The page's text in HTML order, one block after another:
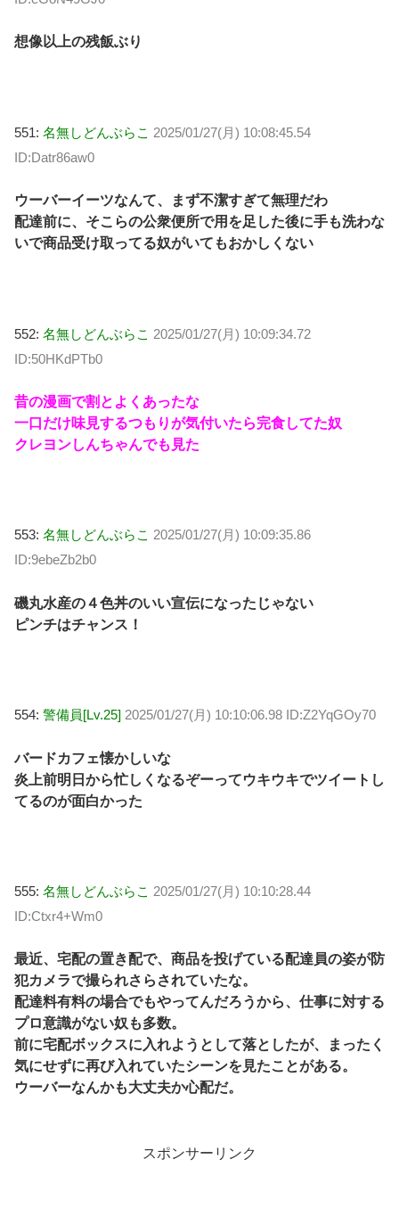
想像以上の残飯ぶり
551: 名無しどんぶらこ 2025/01/27(月) 10:08:45.54
ID:Datr86aw0
ウーバーイーツなんて、まず不潔すぎて無理だわ
配達前に、そこらの公衆便所で用を足した後に手も洗わな
いで商品受け取ってる奴がいてもおかしくない
552: 名無しどんぶらこ 2025/01/27(月) 10:09:34.72
ID:50HKdPTb0
昔の漫画で割とよくあったな
一口だけ味見するつもりが気付いたら完食してた奴
クレヨンしんちゃんでも見た
553: 名無しどんぶらこ 2025/01/27(月) 10:09:35.86
ID:9ebeZb2b0
磯丸水産の４色丼のいい宣伝になったじゃない
ピンチはチャンス！
554: 警備員[Lv.25] 2025/01/27(月) 10:10:06.98 ID:Z2YqGOy70
バードカフェ懐かしいな
炎上前明日から忙しくなるぞーってウキウキでツイートし
てるのが面白かった
555: 名無しどんぶらこ 2025/01/27(月) 10:10:28.44
ID:Ctxr4+Wm0
最近、宅配の置き配で、商品を投げている配達員の姿が防
犯カメラで撮られさらされていたな。
配達料有料の場合でもやってんだろうから、仕事に対する
プロ意識がない奴も多数。
前に宅配ボックスに入れようとして落としたが、まったく
気にせずに再び入れていたシーンを見たことがある。
ウーバーなんかも大丈夫か心配だ。
スポンサーリンク